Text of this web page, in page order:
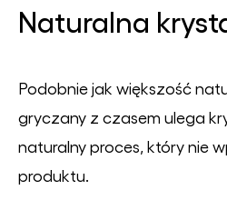
Naturalna
Podobnie jak większość
gryczany z czasem ulega
naturalny proces, który nie
produktu.